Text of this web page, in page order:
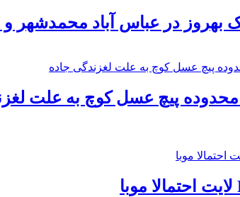
بهروز در عباس آباد
پیچ عسل کوچ به علت